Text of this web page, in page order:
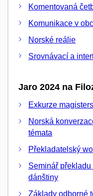
Komentovaná
Komunikace v
Norské reálie
Srovnávací a
Jaro 2024 na
Exkurze
Norská
témata
Překladatelský
Seminář
dánštiny
Základy odborné